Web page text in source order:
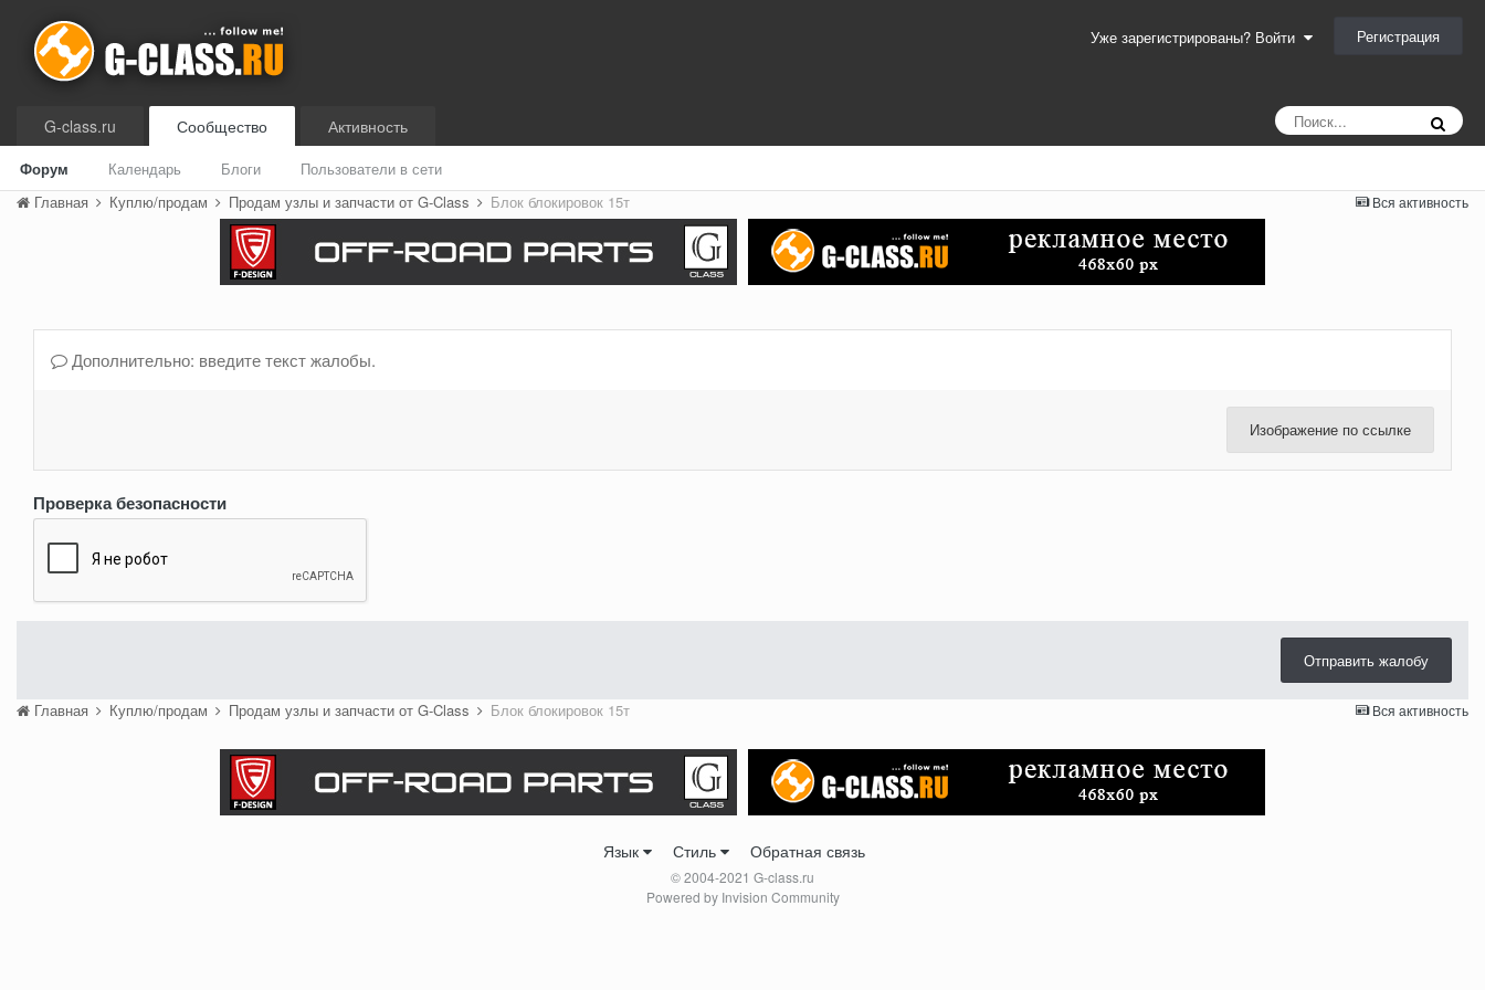
Уже зарегистрированы? Войти Регистрация
G-class.ru Сообщество
Форум Календарь Блоги Пользователи в сети
Активность
Вся активность
Главная Куплю/продам Продам узлы и запчасти от G-Class Блок блокировок 15т
Дополнительно: введите текст жалобы.
Изображение по ссылке
Проверка безопасности
Отправить жалобу
Вся активность
Главная Куплю/продам Продам узлы и запчасти от G-Class Блок блокировок 15т
Язык Стиль Обратная связь
© 2004-2021 G-class.ru
Powered by Invision Community